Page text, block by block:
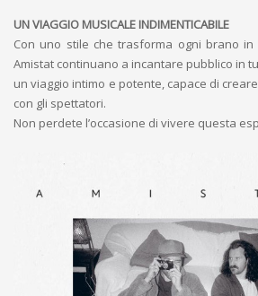
UN VIAGGIO MUSICALE INDIMENTICABILE
Con uno stile che trasforma ogni brano in
Amistat continuano a incantare pubblico in
un viaggio intimo e potente, capace di
con gli spettatori.
Non perdete l’occasione di vivere questa